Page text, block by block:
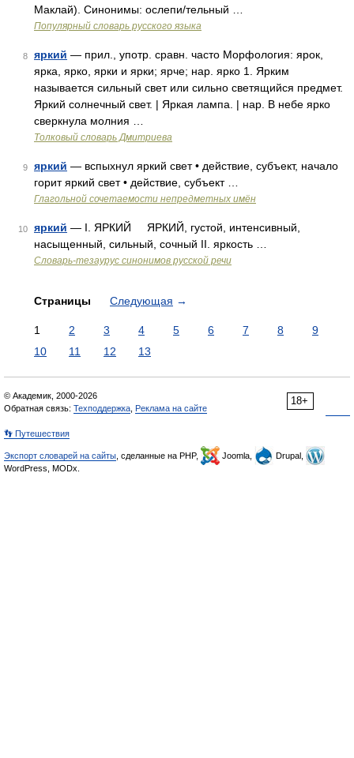
Маклай). Синонимы: ослепи/тельный …
Популярный словарь русского языка
8 яркий — прил., употр. сравн. часто Морфология: ярок,
ярка, ярко, ярки и ярки; ярче; нар. ярко 1. Ярким
называется сильный свет или сильно светящийся предмет.
Яркий солнечный свет. | Яркая лампа. | нар. В небе ярко
сверкнула молния …
Толковый словарь Дмитриева
9 яркий — вспыхнул яркий свет • действие, субъект, начало
горит яркий свет • действие, субъект …
Глагольной сочетаемости непредметных имён
10 яркий — I. ЯРКИЙ ЯРКИЙ, густой, интенсивный,
насыщенный, сильный, сочный II. яркость …
Словарь-тезаурус синонимов русской речи
Страницы Следующая →
1 2 3 4 5 6 7 8
9
10
11 12 13
18+
© Академик, 2000-2026
Обратная связь: Техподдержка Реклама на сайте
👣 Путешествия
Экспорт словарей на сайты , сделанные на PHP, Joomla,
Drupal,
WordPress, MODx.